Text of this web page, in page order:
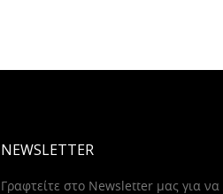
NEWSLETTER
Γραφτείτε στο Newsletter μας για